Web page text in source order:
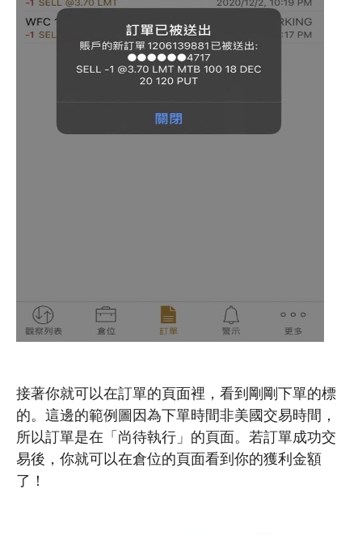
接著你就可以在訂單的頁面裡，看到剛剛下單的標
的。這邊的範例圖因為下單時間非美國交易時間，
所以訂單是在「尚待執行」的頁面。若訂單成功交
易後，你就可以在倉位的頁面看到你的獲利金額
了！